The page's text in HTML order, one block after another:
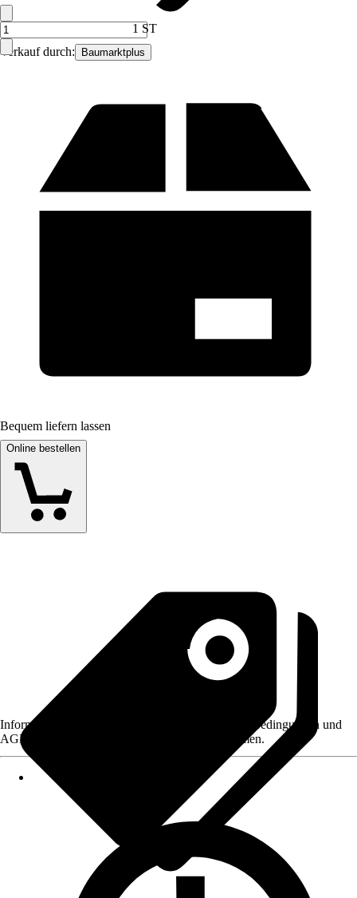
Verkauf durch: Baumarktplus
1 ST
Bequem liefern lassen
Online bestellen
Informationen des Verkäufers, wie z. B. Rückgabebedingungen und
AGB, finden Sie bei Klick auf den Verkäufernamen.